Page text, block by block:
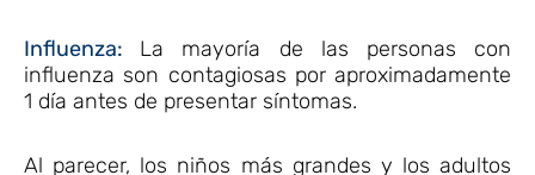
Influenza:
La mayoría de las personas con
influenza son contagiosas por aproximadamente
1 día antes de presentar síntomas.
Al parecer, los niños más grandes y los adultos